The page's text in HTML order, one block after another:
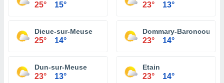
25° 15° 23° 13°
Dieue-sur-Meuse
25° 14°
Dommary-Baroncourt
23° 14°
Dun-sur-Meuse
23° 13°
Etain
23° 14°